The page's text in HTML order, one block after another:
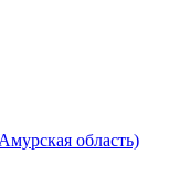
область)